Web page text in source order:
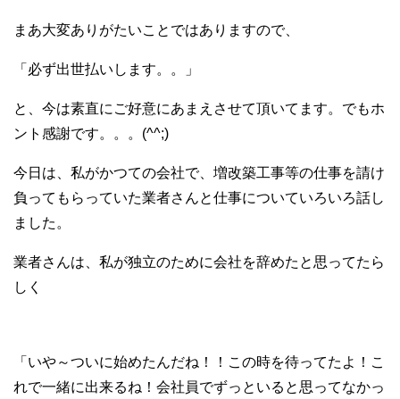
まあ大変ありがたいことではありますので、
「必ず出世払いします。。」
と、今は素直にご好意にあまえさせて頂いてます。でもホ
ント感謝です。。。(^^;)
今日は、私がかつての会社で、増改築工事等の仕事を請け
負ってもらっていた業者さんと仕事についていろいろ話し
ました。
業者さんは、私が独立のために会社を辞めたと思ってたら
しく
「いや～ついに始めたんだね！！この時を待ってたよ！こ
れで一緒に出来るね！会社員でずっといると思ってなかっ